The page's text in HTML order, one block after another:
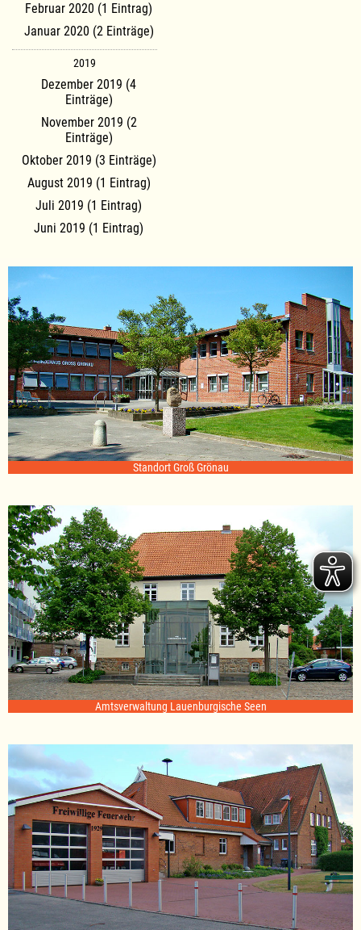
Februar 2020 (1 Eintrag)
Januar 2020 (2 Einträge)
2019
Dezember 2019 (4
Einträge)
November 2019 (2
Einträge)
Oktober 2019 (3 Einträge)
August 2019 (1 Eintrag)
Juli 2019 (1 Eintrag)
Juni 2019 (1 Eintrag)
Standort Groß Grönau
Amtsverwaltung Lauenburgische Seen